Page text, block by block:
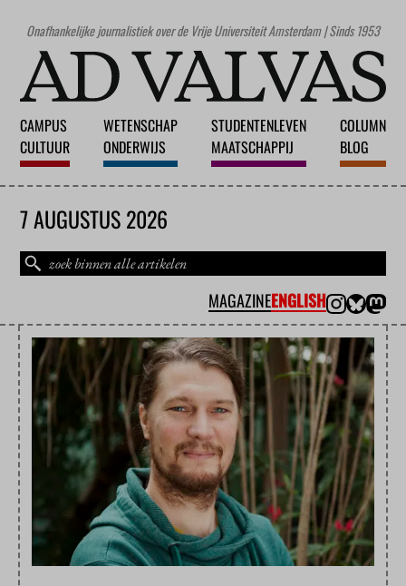
Onafhankelijke journalistiek over de Vrije Universiteit Amsterdam | Sinds 1953
CAMPUS
CULTUUR
WETENSCHAP
ONDERWIJS
STUDENTENLEVEN
MAATSCHAPPIJ
COLUMN
BLOG
7 AUGUSTUS 2026
MAGAZINEENGLISH